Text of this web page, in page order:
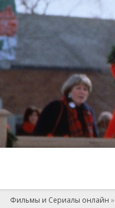
Фильмы и Сериалы онлайн »